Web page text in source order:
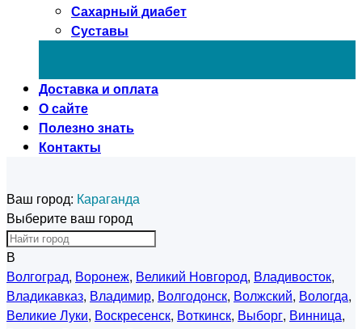
Сахарный диабет
Суставы
Доставка и оплата
О сайте
Полезно знать
Контакты
Ваш город: Караганда
Выберите ваш город
В
Волгоград, Воронеж, Великий Новгород, Владивосток,
Владикавказ, Владимир, Волгодонск, Волжский, Вологда,
Великие Луки, Воскресенск, Воткинск, Выборг, Винница,